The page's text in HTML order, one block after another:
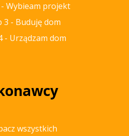
- Wybieam projekt
3 - Buduję dom
- Urządzam dom
wszystkich